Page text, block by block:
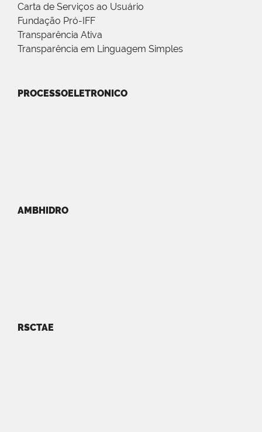
Carta de Serviços ao Usuário
Fundação Pró-IFF
Transparência Ativa
Transparência em Linguagem Simples
PROCESSOELETRONICO
AMBHIDRO
RSCTAE